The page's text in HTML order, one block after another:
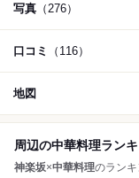
写真 （276）
口コミ （116）
地図
周辺の中華料理ラン
神楽坂×中華料理のランキ